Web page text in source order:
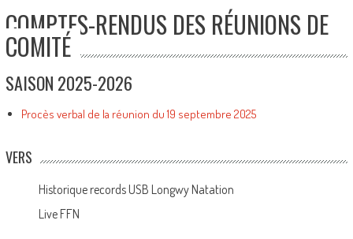
COMPTES-RENDUS DES RÉUNIONS DE
COMITÉ
SAISON 2025-2026
Procès verbal de la réunion du 19 septembre 2025
VERS
Historique records USB Longwy Natation
Live FFN